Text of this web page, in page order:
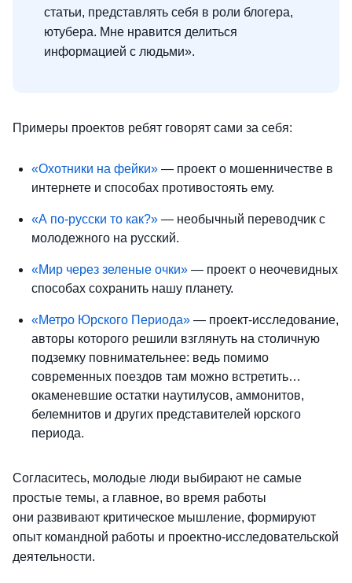
статьи, представлять себя в роли блогера,
ютубера. Мне нравится делиться
информацией с людьми».
Примеры проектов ребят говорят сами за себя:
«Охотники на фейки» — проект о мошенничестве в
интернете и способах противостоять ему.
«А по-русски то как?» — необычный переводчик с
молодежного на русский.
«Мир через зеленые очки» — проект о неочевидных
способах сохранить нашу планету.
«Метро Юрского Периода» — проект-исследование,
авторы которого решили взглянуть на столичную
подземку повнимательнее: ведь помимо
современных поездов там можно встретить…
окаменевшие остатки наутилусов, аммонитов,
белемнитов и других представителей юрского
периода.
Согласитесь, молодые люди выбирают не самые
простые темы, а главное, во время работы
они развивают критическое мышление, формируют
опыт командной работы и проектно-исследовательской
деятельности.